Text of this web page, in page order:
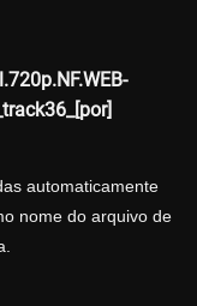
automaticamente
nome do arquivo de